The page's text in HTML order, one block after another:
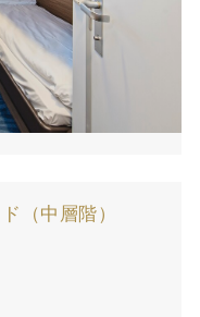
（中層階）